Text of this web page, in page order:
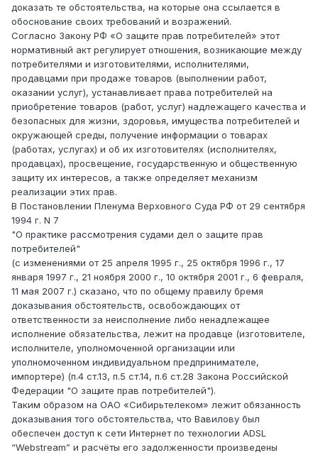
доказать те обстоятельства, на которые она ссылается в
обоснование своих требований и возражений.
Согласно Закону РФ «О защите прав потребителей» этот
нормативный акт регулирует отношения, возникающие между
потребителями и изготовителями, исполнителями,
продавцами при продаже товаров (выполнении работ,
оказании услуг), устанавливает права потребителей на
приобретение товаров (работ, услуг) надлежащего качества и
безопасных для жизни, здоровья, имущества потребителей и
окружающей среды, получение информации о товарах
(работах, услугах) и об их изготовителях (исполнителях,
продавцах), просвещение, государственную и общественную
защиту их интересов, а также определяет механизм
реализации этих прав.
В Постановлении Пленума Верховного Суда РФ от 29 сентября
1994 г. N 7
"О практике рассмотрения судами дел о защите прав
потребителей"
(с изменениями от 25 апреля 1995 г., 25 октября 1996 г., 17
января 1997 г., 21 ноября 2000 г., 10 октября 2001 г., 6 февраля,
11 мая 2007 г.) сказано, что по общему правилу бремя
доказывания обстоятельств, освобождающих от
ответственности за неисполнение либо ненадлежащее
исполнение обязательства, лежит на продавце (изготовителе,
исполнителе, уполномоченной организации или
уполномоченном индивидуальном предпринимателе,
импортере) (п.4 ст.13, п.5 ст.14, п.6 ст.28 Закона Российской
Федерации "О защите прав потребителей").
Таким образом на ОАО «Сибирьтелеком» лежит обязанность
доказывания того обстоятельства, что Вавилову был
обеспечен доступ к сети Интернет по технологии АDSL
“Webstream” и расчёты его задолженности произведены